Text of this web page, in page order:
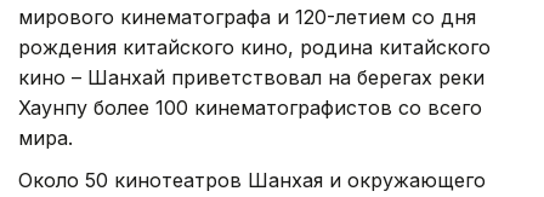
мирового кинематографа и 120-летием со дня
рождения китайского кино, родина китайского
кино – Шанхай приветствовал на берегах реки
Хаунпу более 100 кинематографистов со всего
мира.
Около 50 кинотеатров Шанхая и окружающего